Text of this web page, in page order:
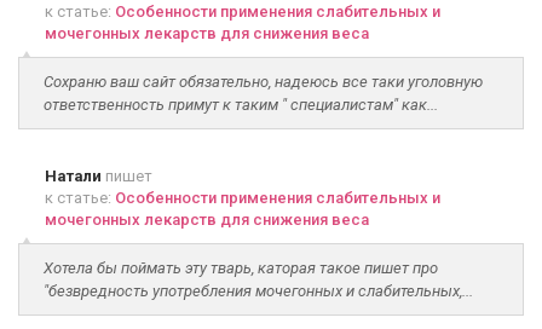
к статье: Особенности применения слабительных и
мочегонных лекарств для снижения веса
Сохраню ваш сайт обязательно, надеюсь все таки уголовную
ответственность примут к таким " специалистам" как...
Натали пишет
к статье: Особенности применения слабительных и
мочегонных лекарств для снижения веса
Хотела бы поймать эту тварь, каторая такое пишет про
"безвредность употребления мочегонных и слабительных,...